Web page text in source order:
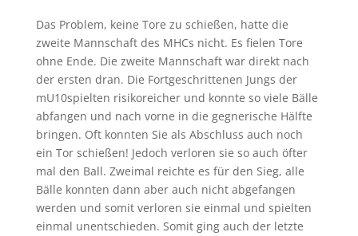
Das Problem, keine Tore zu schießen, hatte die
zweite Mannschaft des MHCs nicht. Es fielen Tore
ohne Ende. Die zweite Mannschaft war direkt nach
der ersten dran. Die Fortgeschrittenen Jungs der
mU10spielten risikoreicher und konnte so viele Bälle
abfangen und nach vorne in die gegnerische Hälfte
bringen. Oft konnten Sie als Abschluss auch noch
ein Tor schießen! Jedoch verloren sie so auch öfter
mal den Ball. Zweimal reichte es für den Sieg, alle
Bälle konnten dann aber auch nicht abgefangen
werden und somit verloren sie einmal und spielten
einmal unentschieden. Somit ging auch der letzte